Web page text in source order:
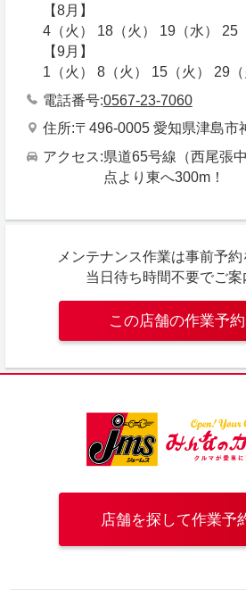
【8月】
4（火） 18（火） 19（水） 25
【9月】
1（火） 8（火） 15（火） 29（
電話番号 0567-23-7060
住所 〒496-0005 愛知県津島市
アクセス 県道65号線（西尾張
点より東へ300m！
メンテナンス作業は事前予約
当日待ち時間不要でご
この店舗の作業予
店舗を探して作業予